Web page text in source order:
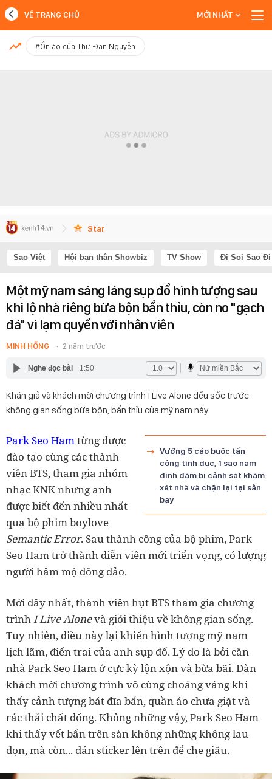
MỚI NHẤT
VỀ TRANG CHỦ MỚI NHẤT
#Ồn ào của Thư Đan Nguyễn
Star
Sao Việt Hội bạn thân Showbiz TV Show Đi Soi Sao Đi
Một mỹ nam sáng láng sụp đổ hình tượng sau
khi lộ nhà riêng bừa bộn bẩn thỉu, còn no "gạch
đá" vì lạm quyền với nhân viên
MINH HỒNG 2 năm trước
Nghe đọc bài 1:50
Khán giả và khách mời chương trình I Live Alone đều sốc trước
không gian sống bừa bộn, bẩn thỉu của mỹ nam này.
Vướng 5 cáo buộc tấn
công tình dục, 1 sao nam
đình đám bị cảnh sát khám
xét nhà và chặn lại tại sân
bay
Park Seo Hamtừng được
đào tạo cùng các thành
viên BTS, tham gia nhóm
nhạc KNK nhưng anh
được biết đến nhiều nhất
qua bộ phim boylove
Semantic Error. Sau thành công của bộ phim, Park
Seo Ham trở thành diễn viên mới triển vọng, có lượng
người hâm mộ đông đảo.
Mới đây nhất, thành viên hụt BTS tham gia chương
trìnhI Live Alonevà giới thiệu về không gian sống.
Tuy nhiên, điều này lại khiến hình tượng mỹ nam
lịch lãm, điển trai của anh sụp đổ. Lý do là bởi căn
nhà Park Seo Ham ở cực kỳ lộn xộn và bừa bãi. Dàn
khách mời chương trình vô cùng choáng váng khi
thấy cảnh tượng bát đĩa bẩn, quần áo chưa giặt và
rác thải chất đống. Không những vậy, Park Seo Ham
khi thấy vết bẩn trên sàn không những không lau
dọn, mà còn... dán sticker lên trên để che giấu.